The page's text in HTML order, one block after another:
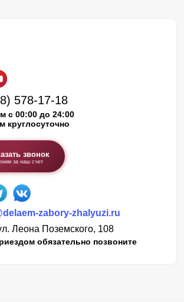
578-17-18
с 00:00 до 24:00
круглосуточно
звонок
за наш счет
zabory-zhalyuzi.ru
Леона Поземского, 108
обязательно позвоните